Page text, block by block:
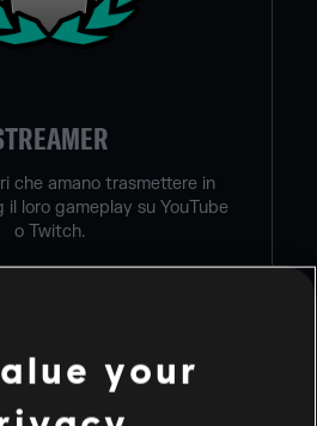
che amano trasmettere in
loro gameplay su YouTube
o Twitch.
your